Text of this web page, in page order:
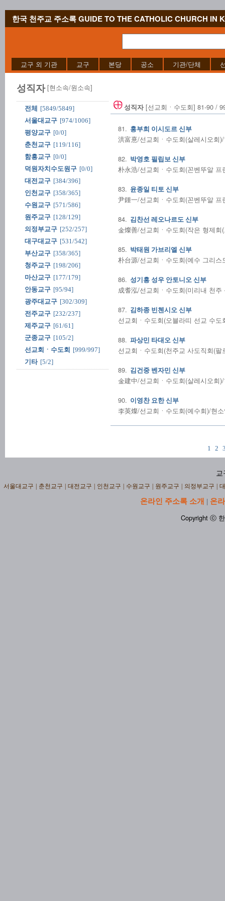
한국 천주교 주소록 GUIDE TO THE CATHOLIC CHURCH IN
교구 외 기관 교구 본당 공소 기관/단체
성직자 [현소속/원소속]
전체
[5849/5849]
서울대교구 [974/1006]
평양교구 [0/0]
춘천교구 [119/116]
함흥교구 [0/0]
덕원자치수도원구 [0/0]
대전교구 [384/396]
인천교구 [358/365]
수원교구 [571/586]
원주교구 [128/129]
의정부교구 [252/257]
대구대교구 [531/542]
부산교구 [358/365]
청주교구 [198/206]
마산교구 [177/179]
안동교구 [95/94]
광주대교구 [302/309]
전주교구 [232/237]
제주교구 [61/61]
군종교구 [105/2]
선교회ㆍ수도회 [999/997]
기타 [5/2]
성직자[선교회ㆍ수도회] 81-90 /
81. 홍부희 이시도르 신부
洪富憙/선교회ㆍ수도회(살레시오회
82. 박영호 필립보 신부
朴永浩/선교회ㆍ수도회(꼰벤뚜알
83. 윤종일 티토 신부
尹鍾一/선교회ㆍ수도회(꼰벤뚜알
84. 김찬선 레오나르도 신부
金燦善/선교회ㆍ수도회(작은 형제
85. 박태원 가브리엘 신부
朴台源/선교회ㆍ수도회(예수 그리
86. 성기홍 성우 안토니오 신부
成耆泓/선교회ㆍ수도회(미리내 천
87. 김하종 빈첸시오 신부
선교회ㆍ수도회(오블라띠 선교 수
88. 파상민 타대오 신부
선교회ㆍ수도회(천주교 사도직회(
89. 김건중 벤자민 신부
金建中/선교회ㆍ수도회(살레시오회
90. 이영찬 요한 신부
李英燦/선교회ㆍ수도회(예수회)/현
1 2
교
서울대교구 춘천교구 대전교구 인천교구 수원교구 원주교구 의정부교구
온라인 주소록 소개 | 온
Copyright ⓒ